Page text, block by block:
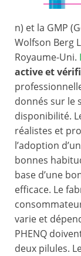
n) et la GMP
Wolfson Berg
Royaume-Uni.
active et
donnés sur le
disponibilité.
réalistes et
l’adoption
bonnes
base d’une
efficace. Le
varie et
PHENQ
deux pilules.